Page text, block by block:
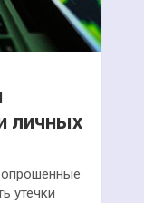
личных
утечки